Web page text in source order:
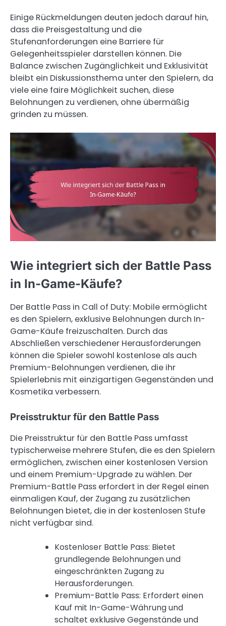
Einige Rückmeldungen deuten jedoch darauf hin,
dass die Preisgestaltung und die
Stufenanforderungen eine Barriere für
Gelegenheitsspieler darstellen können. Die
Balance zwischen Zugänglichkeit und Exklusivität
bleibt ein Diskussionsthema unter den Spielern, da
viele eine faire Möglichkeit suchen, diese
Belohnungen zu verdienen, ohne übermäßig
grinden zu müssen.
Wie integriert sich der Battle Pass
in In-Game-Käufe?
Der Battle Pass in Call of Duty: Mobile ermöglicht
es den Spielern, exklusive Belohnungen durch In-
Game-Käufe freizuschalten. Durch das
Abschließen verschiedener Herausforderungen
können die Spieler sowohl kostenlose als auch
Premium-Belohnungen verdienen, die ihr
Spielerlebnis mit einzigartigen Gegenständen und
Kosmetika verbessern.
Preisstruktur für den Battle Pass
Die Preisstruktur für den Battle Pass umfasst
typischerweise mehrere Stufen, die es den Spielern
ermöglichen, zwischen einer kostenlosen Version
und einem Premium-Upgrade zu wählen. Der
Premium-Battle Pass erfordert in der Regel einen
einmaligen Kauf, der Zugang zu zusätzlichen
Belohnungen bietet, die in der kostenlosen Stufe
nicht verfügbar sind.
Kostenloser Battle Pass: Bietet
grundlegende Belohnungen und
eingeschränkten Zugang zu
Herausforderungen.
Premium-Battle Pass: Erfordert einen
Kauf mit In-Game-Währung und
schaltet exklusive Gegenstände und